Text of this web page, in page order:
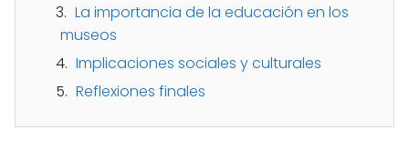
La importancia de la educación en los
museos
Implicaciones sociales y culturales
Reflexiones finales